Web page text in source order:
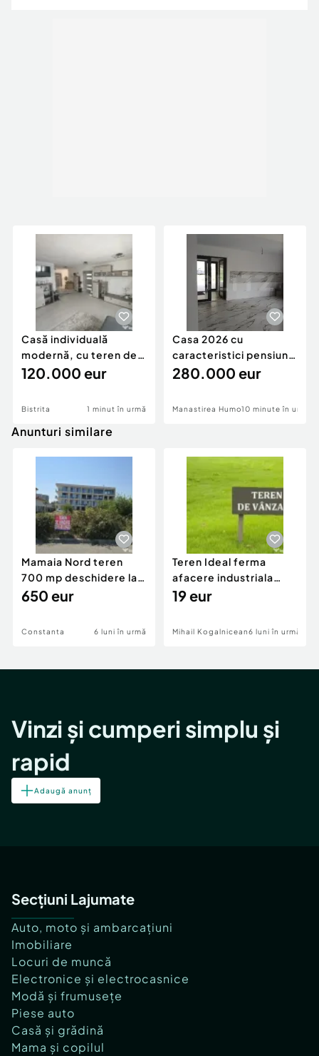
Casă individuală
modernă, cu teren de
1.356 mp – la doa
120.000 eur
Bistrita 1 minut în urmă
Casa 2026 cu
caracteristici pensiune
280k
280.000 eur
Manastirea Humorului10 minute în urmă
Anunturi similare
Mamaia Nord teren
700 mp deschidere la
D24 si D25
650 eur
Constanta 6 luni în urmă
Teren Ideal ferma
afacere industriala
deschidere 71 ml la
19 eur
Mihail Kogalniceanu6 luni în urmă
Vinzi și cumperi simplu și
rapid
Adaugă anunț
Secțiuni Lajumate
Auto, moto și ambarcațiuni
Imobiliare
Locuri de muncă
Electronice și electrocasnice
Modă și frumusețe
Piese auto
Casă și grădină
Mama și copilul